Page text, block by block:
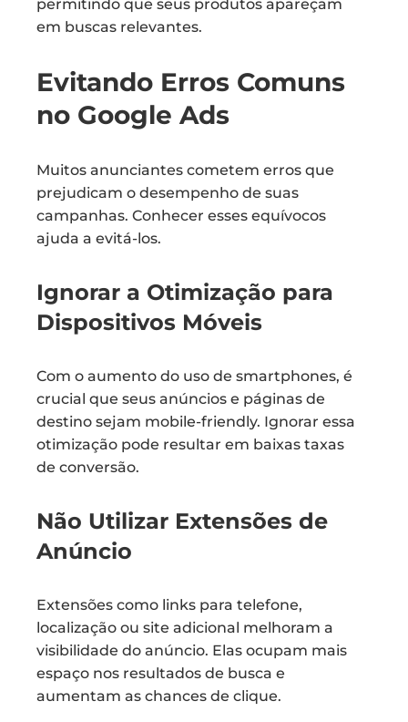
permitindo que seus produtos apareçam
em buscas relevantes.
Evitando Erros Comuns
no Google Ads
Muitos anunciantes cometem erros que
prejudicam o desempenho de suas
campanhas. Conhecer esses equívocos
ajuda a evitá-los.
Ignorar a Otimização para
Dispositivos Móveis
Com o aumento do uso de smartphones, é
crucial que seus anúncios e páginas de
destino sejam mobile-friendly. Ignorar essa
otimização pode resultar em baixas taxas
de conversão.
Não Utilizar Extensões de
Anúncio
Extensões como links para telefone,
localização ou site adicional melhoram a
visibilidade do anúncio. Elas ocupam mais
espaço nos resultados de busca e
aumentam as chances de clique.